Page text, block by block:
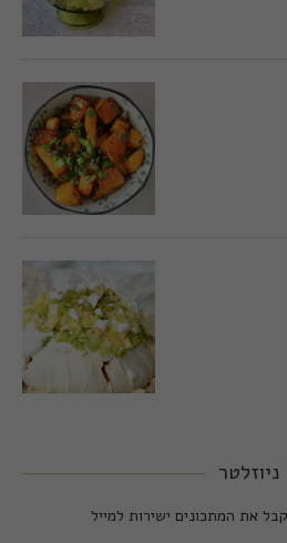
ניוזלטר
את המתכונים ישירות למייל